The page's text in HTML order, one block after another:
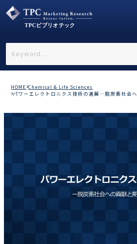
←戻る
HOME Chemical & Life Sciences
パワーエレクトロニクス技術の進展―脱炭素社会